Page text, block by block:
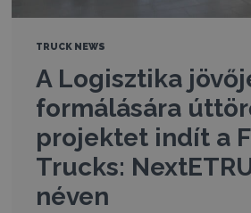
TRUCK NEWS
A Logisztika
formálására
projektet indít a
Trucks:
néven